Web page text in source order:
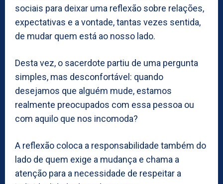
sociais para deixar uma reflexão sobre relações,
expectativas e a vontade, tantas vezes sentida,
de mudar quem está ao nosso lado.
Desta vez, o sacerdote partiu de uma pergunta
simples, mas desconfortável: quando
desejamos que alguém mude, estamos
realmente preocupados com essa pessoa ou
com aquilo que nos incomoda?
A reflexão coloca a responsabilidade também do
lado de quem exige a mudança e chama a
atenção para a necessidade de respeitar a